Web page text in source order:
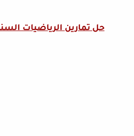
حل تمارين الرياضيات